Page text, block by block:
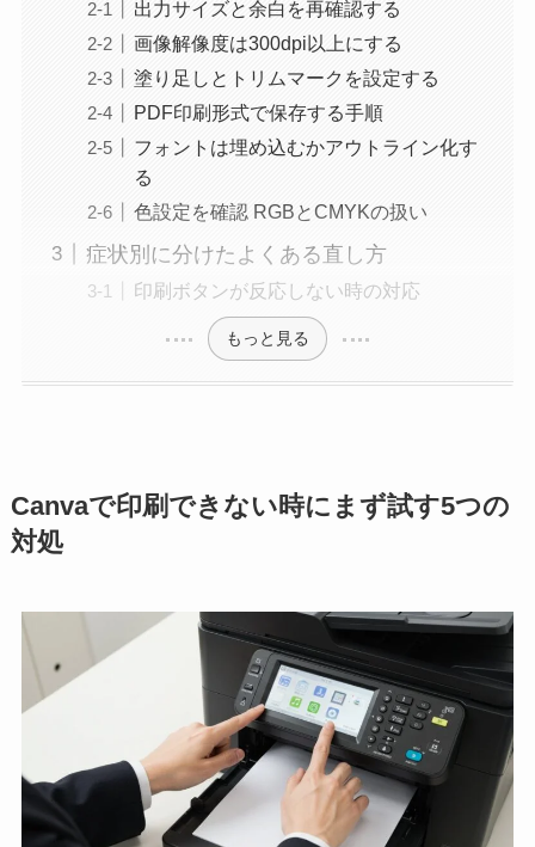
出力サイズと余白を再確認する
画像解像度は300dpi以上にする
塗り足しとトリムマークを設定する
PDF印刷形式で保存する手順
フォントは埋め込むかアウトライン化す
る
色設定を確認 RGBとCMYKの扱い
症状別に分けたよくある直し方
印刷ボタンが反応しない時の対応
もっと見る
Canvaで印刷できない時にまず試す5つの
対処